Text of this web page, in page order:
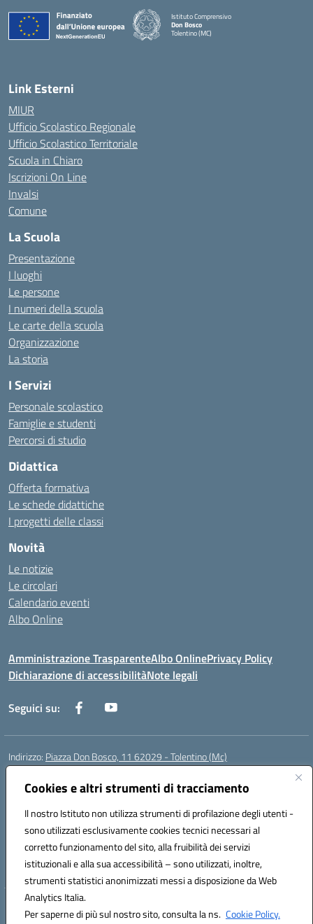
Cookies e altri strumenti di tracciamento
Il nostro Istituto non utilizza strumenti di profilazione degli utenti -
sono utilizzati esclusivamente cookies tecnici necessari al
corretto funzionamento del sito, alla fruibilità dei servizi
istituzionali e alla sua accessibilità – sono utilizzati, inoltre,
strumenti statistici anonimizzati messi a disposizione da Web
Analytics Italia.
Per saperne di più sul nostro sito, consulta la ns. Cookie Policy.
Istituto Comprensivo
Don Bosco
Tolentino (MC)
Link Esterni
MIUR
Ufficio Scolastico Regionale
Ufficio Scolastico Territoriale
Scuola in Chiaro
Iscrizioni On Line
Invalsi
Comune
La Scuola
Presentazione
I luoghi
Le persone
I numeri della scuola
Le carte della scuola
Organizzazione
La storia
I Servizi
Personale scolastico
Famiglie e studenti
Percorsi di studio
Didattica
Offerta formativa
Le schede didattiche
I progetti delle classi
Novità
Le notizie
Le circolari
Calendario eventi
Albo Online
Amministrazione TrasparenteAlbo OnlinePrivacy Policy
Dichiarazione di accessibilitàNote legali
Seguici su:
Indirizzo: Piazza Don Bosco, 11 62029 - Tolentino (Mc)
Centralino:
Posta elettronica certificata (PEC):mcic81600c@pec.istruzione.it
Codice fiscale: 92011000434
Codice meccanografico:MCIC81600C
Codice Indice delle Pubbliche Amministrazioni (IPA): istsc_mcic81600c
Codice unico di fatturazione (CUF): UFWPPN
Hosting & Powered by 3D Solution S.r.l.